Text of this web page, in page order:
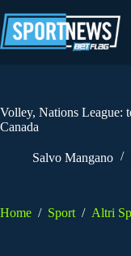
al
contenuto
Volley, Nations League:
Canada
Salvo Mangano
Home / Sport / Altri